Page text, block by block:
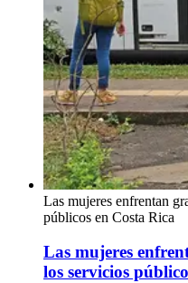
Las mujeres enfrentan
públicos en Costa Rica
Las mujeres
los servicios